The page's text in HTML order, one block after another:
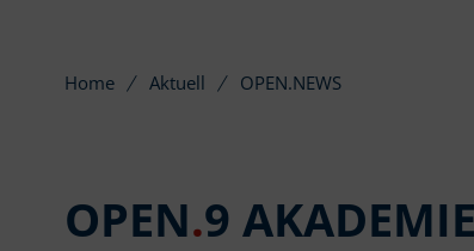
Home Aktuell OPEN.NEWS
OPEN.9